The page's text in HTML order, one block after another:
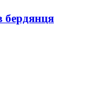
бердянця